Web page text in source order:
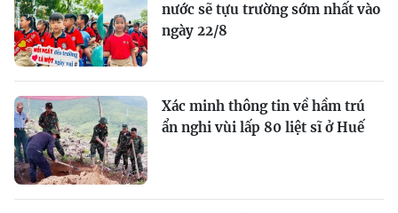
nước sẽ tựu trường sớm nhất vào
ngày 22/8
Xác minh thông tin về hầm trú
ẩn nghi vùi lấp 80 liệt sĩ ở Huế